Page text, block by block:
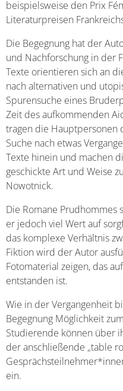
beispielsweise den Prix
Literaturpreisen
Die Begegnung hat der
und Nachforschung in der
Texte orientieren sich an
nach alternativen und
Spurensuche eines
Zeit des aufkommenden
tragen die Hauptpersonen
Suche nach etwas
Texte hinein und machen
geschickte Art und Weise
Nowotnick.
Die Romane Prudhommes
er jedoch viel Wert auf
das komplexe Verhältnis
Fiktion wird der Autor
Fotomaterial zeigen, das
entstanden ist.
Wie in der Vergangenheit
Begegnung Möglichkeit
Studierende können über
der anschließende „table
ein.